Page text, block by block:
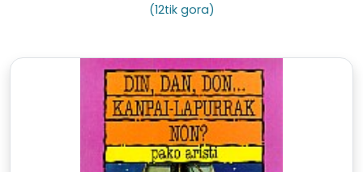
(12tik gora)